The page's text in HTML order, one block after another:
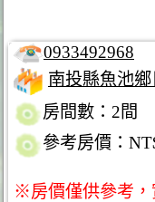
0933492968
南投縣魚池
房間數：2間
參考房價：
※房價僅供參考